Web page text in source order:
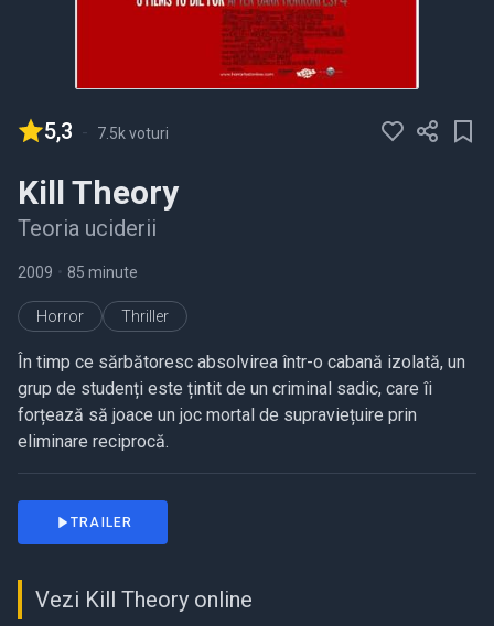
5,3 - 7.5k voturi
Kill Theory
Teoria uciderii
2009 • 85 minute
Horror Thriller
În timp ce sărbătoresc absolvirea într-o cabană izolată, un
grup de studenți este țintit de un criminal sadic, care îi
forțează să joace un joc mortal de supraviețuire prin
eliminare reciprocă.
TRAILER
Vezi Kill Theory online